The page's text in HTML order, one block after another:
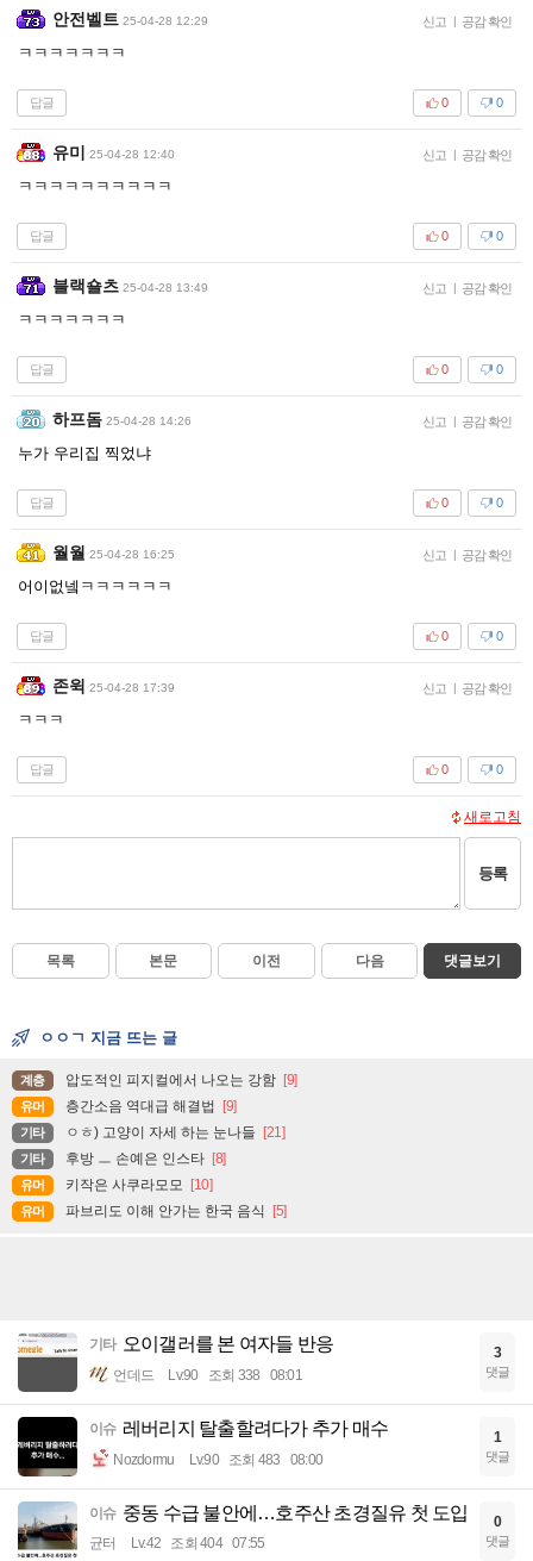
안전벨트 25-04-28 12:29 신고 | 공감 확인
ㅋㅋㅋㅋㅋㅋㅋ
답글 0
0
유미 25-04-28 12:40 신고 | 공감 확인
ㅋㅋㅋㅋㅋㅋㅋㅋㅋㅋ
답글 0
0
블랙숄츠 25-04-28 13:49 신고 | 공감 확인
ㅋㅋㅋㅋㅋㅋㅋ
답글 0
0
하프돔 25-04-28 14:26 신고 | 공감 확인
누가 우리집 찍었냐
답글 0
0
월월 25-04-28 16:25 신고 | 공감 확인
어이없넼ㅋㅋㅋㅋㅋㅋ
답글 0
0
존윅 25-04-28 17:39 신고 | 공감 확인
ㅋㅋㅋ
답글 0
0
새로고침
등록
목록 본문 이전 다음 댓글보기
ㅇㅇㄱ 지금 뜨는 글
계층 압도적인 피지컬에서 나오는 강함 [9]
유머 층간소음 역대급 해결법 [9]
기타 ㅇㅎ) 고양이 자세 하는 눈나들 [21]
기타 후방 ㅡ 손예은 인스타 [8]
유머 키작은 사쿠라모모 [10]
유머 파브리도 이해 안가는 한국 음식 [5]
기타 오이갤러를 본 여자들 반응
언데드 Lv.90 조회 338 08:01
3
댓글
이슈 레버리지 탈출할려다가 추가 매수
Nozdormu Lv.90 조회 483 08:00
1
댓글
이슈 중동 수급 불안에…호주산 초경질유 첫 도입
균터 Lv.42 조회 404 07:55
0
댓글